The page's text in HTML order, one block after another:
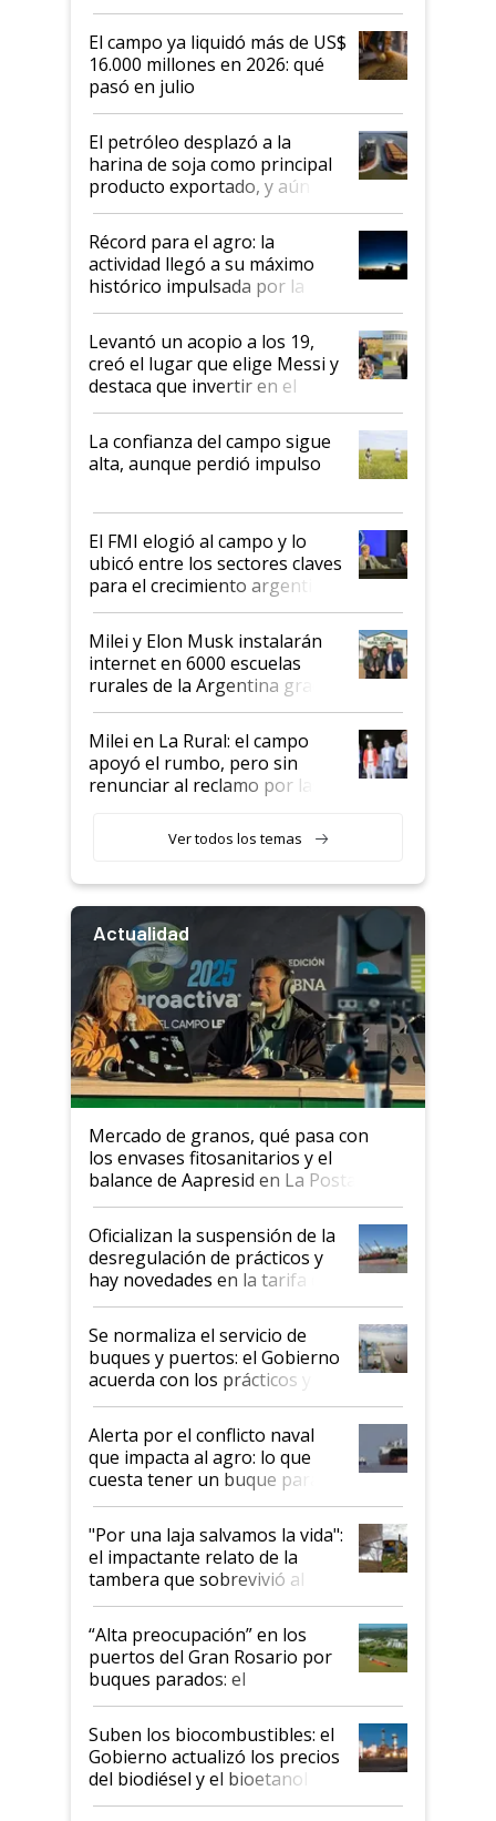
El campo ya liquidó más de US$
16.000 millones en 2026: qué
pasó en julio
El petróleo desplazó a la
harina de soja como principal
producto exportado, y aún así
el agro aportó casi seis de cada
diez dólares y sostuvo el
liderazgo en un semestre
récord
Récord para el agro: la
actividad llegó a su máximo
histórico impulsada por la
cosecha y las exportaciones
Levantó un acopio a los 19,
creó el lugar que elige Messi y
destaca que invertir en el
kirchnerismo era como "darle
plata a un hijo para droga":
Juan Félix Rossetti, el libertario
que de una dura crisis salió
de Milei
La confianza del campo sigue
alta, aunque perdió impulso
El FMI elogió al campo y lo
ubicó entre los sectores claves
para el crecimiento argentino
Milei y Elon Musk instalarán
internet en 6000 escuelas
rurales de la Argentina gracias
a un acuerdo con Starlink
Milei en La Rural: el campo
apoyó el rumbo, pero sin
renunciar al reclamo por las
Ver todos los temas
Actualidad
Mercado de granos, qué pasa con
los envases fitosanitarios y el
balance de Aapresid en La Posta
Oficializan la suspensión de la
desregulación de prácticos y
hay novedades en la tarifa de
la hidrovía
Se normaliza el servicio de
buques y puertos: el Gobierno
acuerda con los prácticos y
suspende el decreto de
desregulación
Alerta por el conflicto naval
que impacta al agro: lo que
cuesta tener un buque parado
y el peligro de que Argentina
pase a ser "país sucio"
"Por una laja salvamos la vida":
el impactante relato de la
tambera que sobrevivió al
tornado
“Alta preocupación” en los
puertos del Gran Rosario por
buques parados: el
funcionamiento de las
exportadoras en tensión tras
la medida de fuerza de los
prácticos
Suben los biocombustibles: el
Gobierno actualizó los precios
del biodiésel y el bioetanol